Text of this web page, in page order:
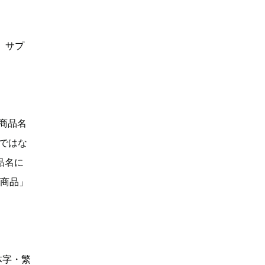
サプ
品名
はな
名に
品」
・繁